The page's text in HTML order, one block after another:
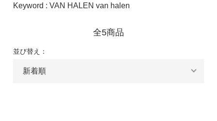
Keyword : VAN HALEN van halen
全5商品
並び替え：